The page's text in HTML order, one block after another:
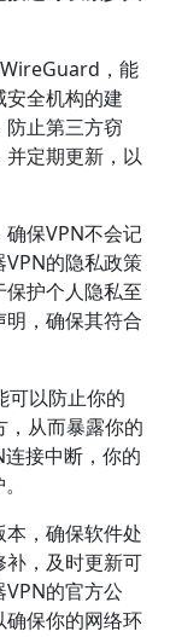
，能
全机构的建
止第三方窃
定期更新，以
确保VPN不会记
的隐私政策
护个人隐私至
，确保其符合
可以防止你的
，从而暴露你的
接中断，你的
，确保软件处
，及时更新可
的官方公
保你的网络环